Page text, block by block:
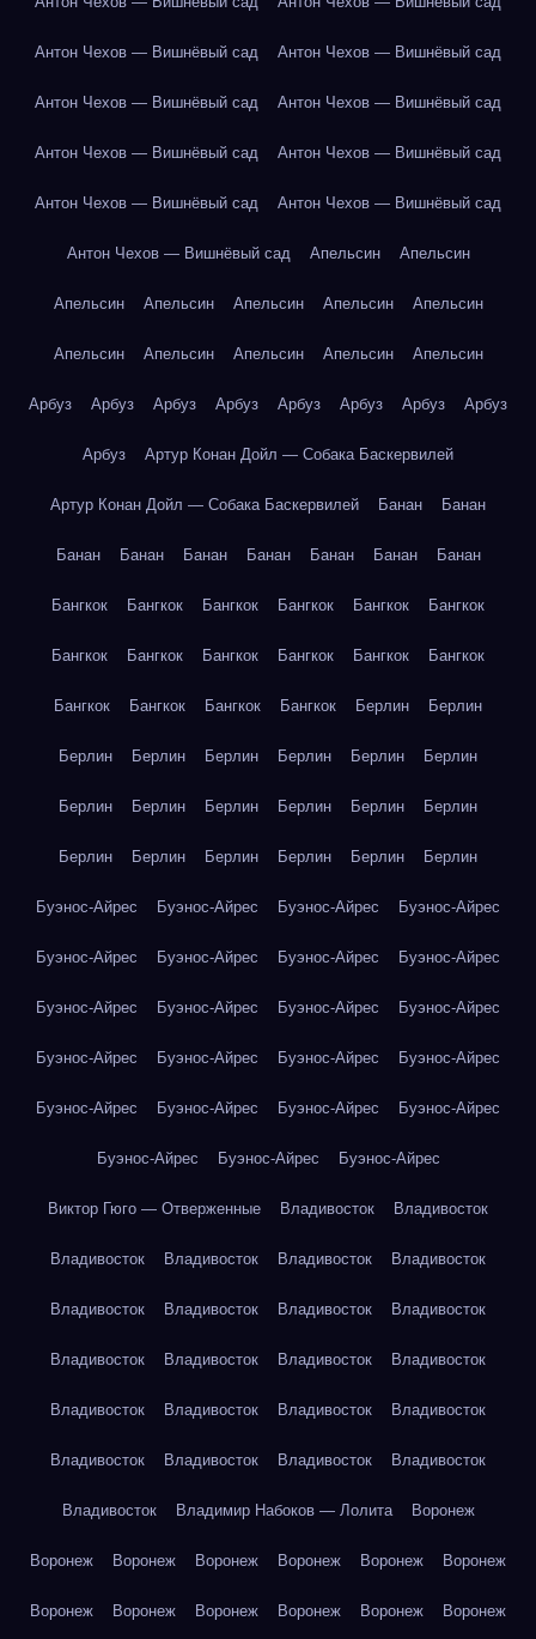
Антон Чехов — Вишнёвый сад Антон Чехов — Вишнёвый сад
Антон Чехов — Вишнёвый сад Антон Чехов — Вишнёвый сад
Антон Чехов — Вишнёвый сад Антон Чехов — Вишнёвый сад
Антон Чехов — Вишнёвый сад Антон Чехов — Вишнёвый сад
Антон Чехов — Вишнёвый сад Апельсин Апельсин
Апельсин Апельсин Апельсин Апельсин Апельсин
Апельсин Апельсин Апельсин Апельсин Апельсин
Арбуз Арбуз Арбуз Арбуз Арбуз Арбуз Арбуз Арбуз
Арбуз Артур Конан Дойл — Собака Баскервилей
Артур Конан Дойл — Собака Баскервилей Банан Банан
Банан Банан Банан Банан Банан Банан Банан
Бангкок Бангкок Бангкок Бангкок Бангкок Бангкок
Бангкок Бангкок Бангкок Бангкок Бангкок Бангкок
Бангкок Бангкок Бангкок Бангкок Берлин Берлин
Берлин Берлин Берлин Берлин Берлин Берлин
Берлин Берлин Берлин Берлин Берлин Берлин
Берлин Берлин Берлин Берлин Берлин Берлин
Буэнос-Айрес Буэнос-Айрес Буэнос-Айрес Буэнос-Айрес
Буэнос-Айрес Буэнос-Айрес Буэнос-Айрес Буэнос-Айрес
Буэнос-Айрес Буэнос-Айрес Буэнос-Айрес Буэнос-Айрес
Буэнос-Айрес Буэнос-Айрес Буэнос-Айрес Буэнос-Айрес
Буэнос-Айрес Буэнос-Айрес Буэнос-Айрес Буэнос-Айрес
Буэнос-Айрес Буэнос-Айрес Буэнос-Айрес
Виктор Гюго — Отверженные Владивосток Владивосток
Владивосток Владивосток Владивосток Владивосток
Владивосток Владивосток Владивосток Владивосток
Владивосток Владивосток Владивосток Владивосток
Владивосток Владивосток Владивосток Владивосток
Владивосток Владивосток Владивосток Владивосток
Владивосток Владимир Набоков — Лолита Воронеж
Воронеж Воронеж Воронеж Воронеж Воронеж Воронеж
Воронеж Воронеж Воронеж Воронеж Воронеж Воронеж